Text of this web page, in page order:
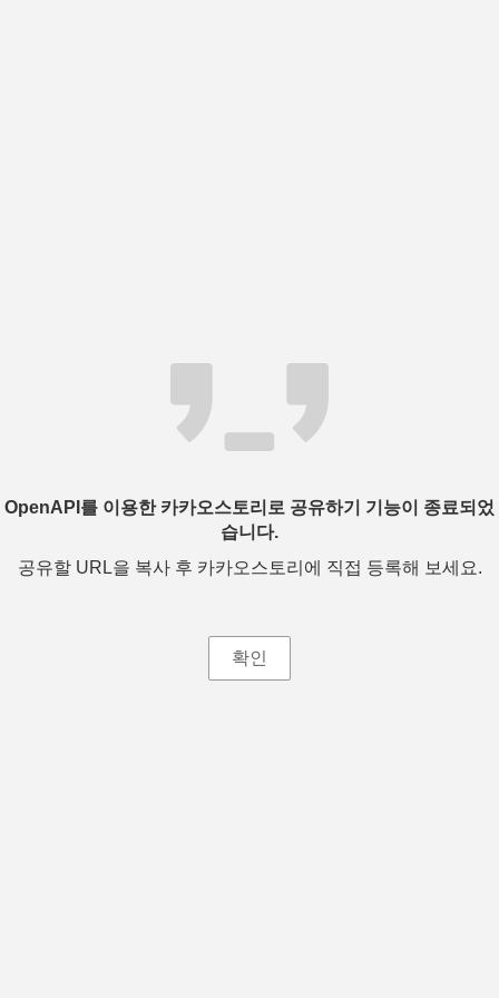
OpenAPI를 이용한 카카오스토리로 공유하기 기능이 종료되었
습니다.
공유할 URL을 복사 후 카카오스토리에 직접 등록해 보세요.
확인